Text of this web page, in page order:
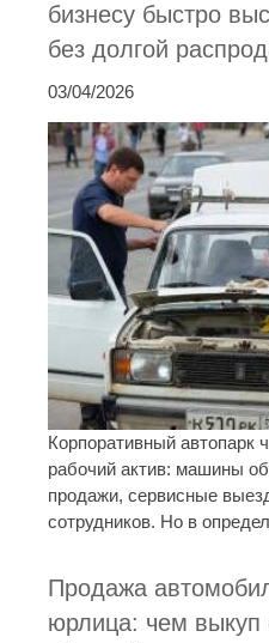
бизнесу быстро
без долгой
03/04/2026
Корпоративный автопарк
рабочий актив: машины
продажи, сервисные
сотрудников. Но в
Продажа
юрлица: чем выкуп